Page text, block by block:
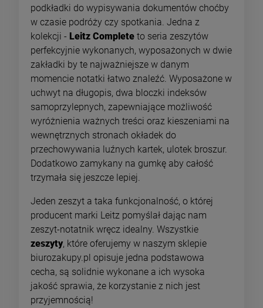
podkładki do wypisywania dokumentów choćby
w czasie podróży czy spotkania. Jedna z
kolekcji - Leitz Complete to seria zeszytów
perfekcyjnie wykonanych, wyposażonych w dwie
zakładki by te najważniejsze w danym
momencie notatki łatwo znaleźć. Wyposażone w
uchwyt na długopis, dwa bloczki indeksów
samoprzylepnych, zapewniające możliwość
wyróżnienia ważnych treści oraz kieszeniami na
wewnętrznych stronach okładek do
przechowywania luźnych kartek, ulotek broszur.
Dodatkowo zamykany na gumkę aby całość
trzymała się jeszcze lepiej.
Jeden zeszyt a taka funkcjonalność, o której
producent marki Leitz pomyślał dając nam
zeszyt-notatnik wręcz idealny. Wszystkie
zeszyty, które oferujemy w naszym sklepie
biurozakupy.pl opisuje jedna podstawowa
cecha, są solidnie wykonane a ich wysoka
jakość sprawia, że korzystanie z nich jest
przyjemnością!